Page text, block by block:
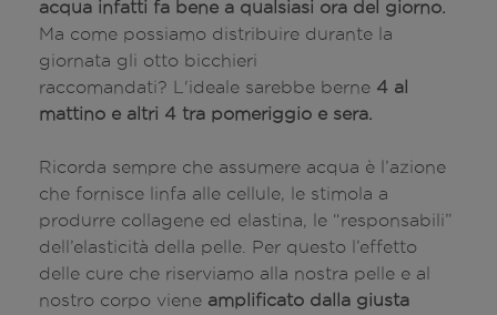
acqua infatti fa bene a qualsiasi ora del giorno.
Ma come possiamo distribuire durante la
giornata gli otto bicchieri
raccomandati? L'ideale sarebbe berne 4 al
mattino e altri 4 tra pomeriggio e sera.
Ricorda sempre che assumere acqua è l’azione
che fornisce linfa alle cellule, le stimola a
produrre collagene ed elastina, le “responsabili”
dell’elasticità della pelle. Per questo l’effetto
delle cure che riserviamo alla nostra pelle e al
nostro corpo viene amplificato dalla giusta